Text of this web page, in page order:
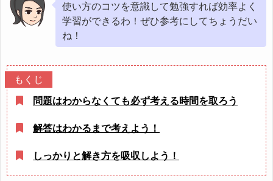
使い方のコツを意識して勉強すれば効率よく
学習ができるわ！ぜひ参考にしてちょうだい
ね！
問題はわからなくても必ず考える時間を取ろう
解答はわかるまで考えよう！
しっかりと解き方を吸収しよう！